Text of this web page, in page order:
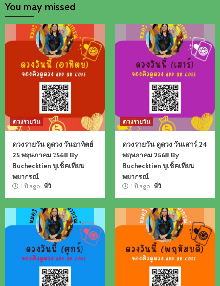
You may missed
ดวงรายวัน
ดวงรายวัน ดูดวง วันอาทิตย์
25 พฤษภาคม 2568 By
Buchecktien บูเช็คเทียน
พยากรณ์
1 ปี ago พี่วิ
ดวงรายวัน
ดวงรายวัน ดูดวง วันเสาร์ 24
พฤษภาคม 2568 By
Buchecktien บูเช็คเทียน
พยากรณ์
1 ปี ago พี่วิ